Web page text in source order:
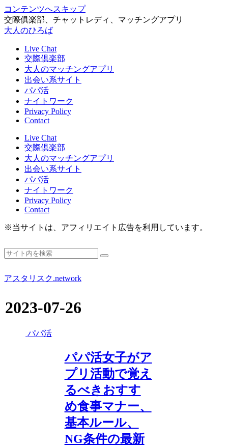
コンテンツへスキップ
交際俱楽部、チャットレディ、マッチングアプリ
大人のひろば
Live Chat
交際倶楽部
大人のマッチングアプリ
出会い系サイト
パパ活
ナイトワーク
Privacy Policy
Contact
Live Chat
交際倶楽部
大人のマッチングアプリ
出会い系サイト
パパ活
ナイトワーク
Privacy Policy
Contact
※当サイトは、アフィリエイト広告を利用しています。
アスタリスク.network
2023-07-26
パパ活
パパ活女子がア
プリ活動で覚え
るべきおすす
め食事マナー、
基本ルール、
NG条件の最新